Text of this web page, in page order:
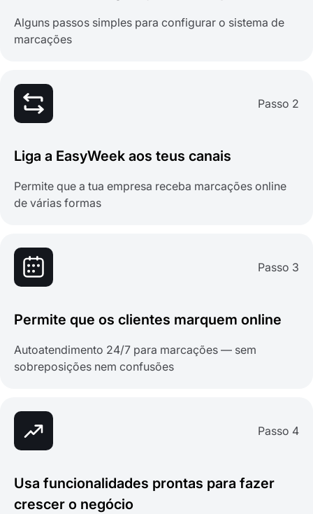
Alguns passos simples para configurar o sistema de
marcações
Passo 2
Liga a EasyWeek aos teus canais
Permite que a tua empresa receba marcações online
de várias formas
Passo 3
Permite que os clientes marquem online
Autoatendimento 24/7 para marcações — sem
sobreposições nem confusões
Passo 4
Usa funcionalidades prontas para fazer
crescer o negócio